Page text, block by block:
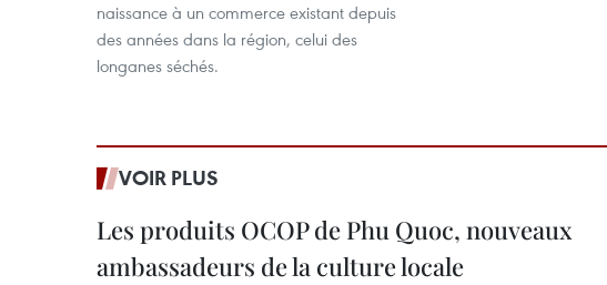
naissance à un commerce existant depuis
des années dans la région, celui des
longanes séchés.
VOIR PLUS
Les produits OCOP de Phu Quoc, nouveaux
ambassadeurs de la culture locale